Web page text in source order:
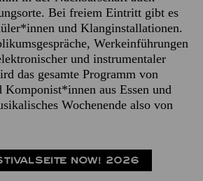
Bei freiem Eintritt gibt es
und Klanginstallationen.
Werkeinführungen
und instrumentaler
das gesamte Programm von
aus Essen und
Wochenende also von
NOW! 2026